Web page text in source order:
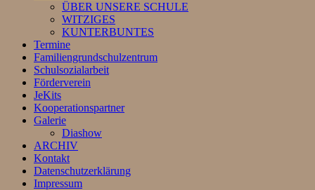
ÜBER UNSERE SCHULE
WITZIGES
KUNTERBUNTES
Termine
Familiengrundschulzentrum
Schulsozialarbeit
Förderverein
JeKits
Kooperationspartner
Galerie
Diashow
ARCHIV
Kontakt
Datenschutzerklärung
Impressum